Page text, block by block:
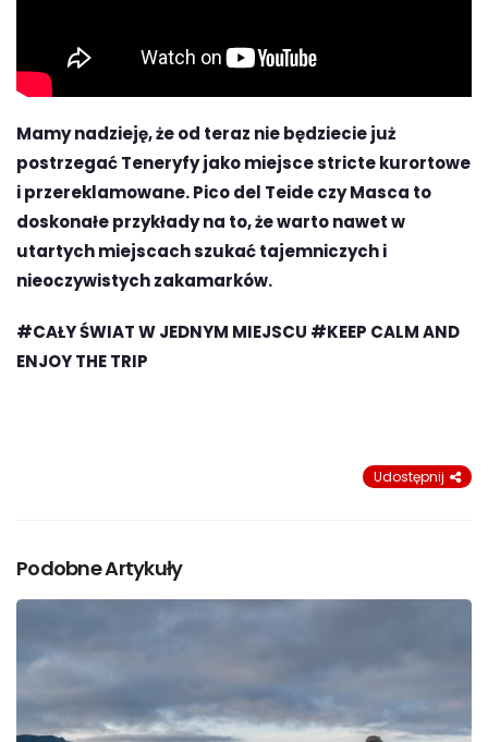
Mamy nadzieję, że od teraz nie będziecie już
postrzegać Teneryfy jako miejsce stricte kurortowe
i przereklamowane. Pico del Teide czy Masca to
doskonałe przykłady na to, że warto nawet w
utartych miejscach szukać tajemniczych i
nieoczywistych zakamarków.
#CAŁY ŚWIAT W JEDNYM MIEJSCU #KEEP CALM AND
ENJOY THE TRIP
Udostępnij
Podobne Artykuły